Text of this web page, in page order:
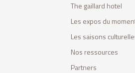
The gaillard hotel
Les expos du
Les saisons
Nos ressources
Partners